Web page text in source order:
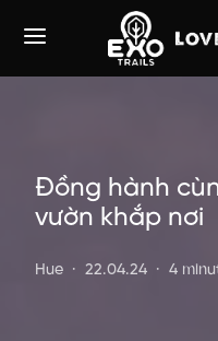
Đồng hành
vườn khắp nơi
Hue 22.04.24 4